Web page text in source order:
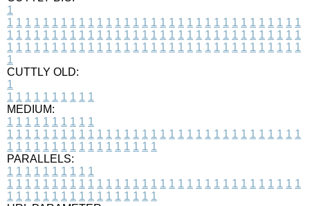
1
1 1 1 1 1 1 1 1 1 1 1 1 1 1 1 1 1 1 1 1 1 1 1 1 1 1 1 1 1 1 1 1 1
1 1 1 1 1 1 1 1 1 1 1 1 1 1 1 1 1 1 1 1 1 1 1 1 1 1 1 1 1 1 1 1 1
1 1 1 1 1 1 1 1 1 1 1 1 1 1 1 1 1 1 1 1 1 1 1 1 1 1 1 1 1 1 1 1 1
1
CUTTLY OLD:
1
1 1 1 1 1 1 1 1 1 1
MEDIUM:
1 1 1 1 1 1 1 1 1 1
1 1 1 1 1 1 1 1 1 1 1 1 1 1 1 1 1 1 1 1 1 1 1 1 1 1 1 1 1 1 1 1 1
1 1 1 1 1 1 1 1 1 1 1 1 1 1 1 1 1
PARALLELS:
1 1 1 1 1 1 1 1 1 1
1 1 1 1 1 1 1 1 1 1 1 1 1 1 1 1 1 1 1 1 1 1 1 1 1 1 1 1 1 1 1 1 1
1 1 1 1 1 1 1 1 1 1 1 1 1 1 1 1 1